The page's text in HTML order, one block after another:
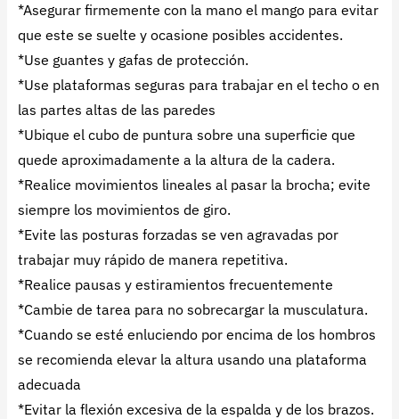
*Asegurar firmemente con la mano el mango para evitar
que este se suelte y ocasione posibles accidentes.
*Use guantes y gafas de protección.
*Use plataformas seguras para trabajar en el techo o en
las partes altas de las paredes
*Ubique el cubo de puntura sobre una superficie que
quede aproximadamente a la altura de la cadera.
*Realice movimientos lineales al pasar la brocha; evite
siempre los movimientos de giro.
*Evite las posturas forzadas se ven agravadas por
trabajar muy rápido de manera repetitiva.
*Realice pausas y estiramientos frecuentemente
*Cambie de tarea para no sobrecargar la musculatura.
*Cuando se esté enluciendo por encima de los hombros
se recomienda elevar la altura usando una plataforma
adecuada
*Evitar la flexión excesiva de la espalda y de los brazos.